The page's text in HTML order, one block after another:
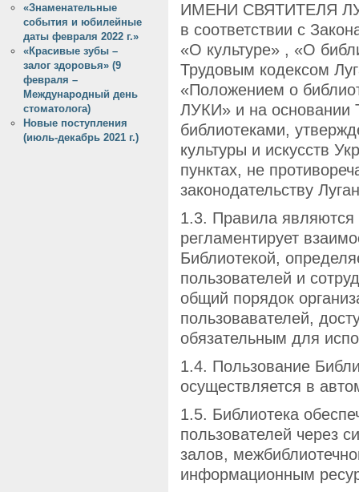
ИМЕНИ СВЯТИТЕЛЯ
в соответствии с
«О культуре» , «О
Трудовым кодексом
«Положением о
ЛУКИ» и на основании
библиотеками,
культуры и искусств
пунктах, не
законодательству
1.3. Правила
регламентирует
Библиотекой,
пользователей и
общий порядок
пользовавателей,
обязательным для
1.4. Пользование
осуществляется в
1.5. Библиотека
пользователей через
залов,
информационным
«Знаменательные
события и юбилейные
даты февраля 2022 г.»
«Красивые зубы –
залог здоровья» (9
февраля –
Международный день
стоматолога)
Новые поступления
(июль-декабрь 2021 г.)